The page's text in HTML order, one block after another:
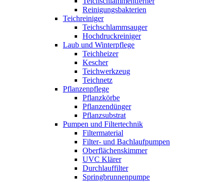
Reinigungsbakterien
Teichreiniger
Teichschlammsauger
Hochdruckreiniger
Laub und Winterpflege
Teichheizer
Kescher
Teichwerkzeug
Teichnetz
Pflanzenpflege
Pflanzkörbe
Pflanzendünger
Pflanzsubstrat
Pumpen und Filtertechnik
Filtermaterial
Filter- und Bachlaufpumpen
Oberflächenskimmer
UVC Klärer
Durchlauffilter
Springbrunnenpumpe